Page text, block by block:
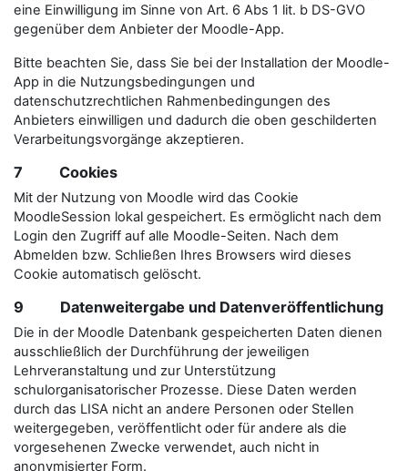
eine Einwilligung im Sinne von Art. 6 Abs 1 lit. b DS-GVO
gegenüber dem Anbieter der Moodle-App.
Bitte beachten Sie, dass Sie bei der Installation der Moodle-
App in die Nutzungsbedingungen und
datenschutzrechtlichen Rahmenbedingungen des
Anbieters einwilligen und dadurch die oben geschilderten
Verarbeitungsvorgänge akzeptieren.
7 Cookies
Mit der Nutzung von Moodle wird das Cookie
MoodleSession lokal gespeichert. Es ermöglicht nach dem
Login den Zugriff auf alle Moodle-Seiten. Nach dem
Abmelden bzw. Schließen Ihres Browsers wird dieses
Cookie automatisch gelöscht.
9 Datenweitergabe und Datenveröffentlichung
Die in der Moodle Datenbank gespeicherten Daten dienen
ausschließlich der Durchführung der jeweiligen
Lehrveranstaltung und zur Unterstützung
schulorganisatorischer Prozesse. Diese Daten werden
durch das LISA nicht an andere Personen oder Stellen
weitergegeben, veröffentlicht oder für andere als die
vorgesehenen Zwecke verwendet, auch nicht in
anonymisierter Form.